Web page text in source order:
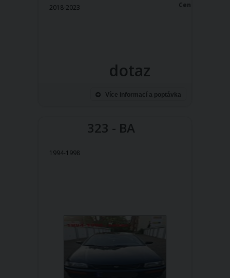
2018-2023 Cena:
dotaz
Více informací a poptávka
323 - BA
1994-1998